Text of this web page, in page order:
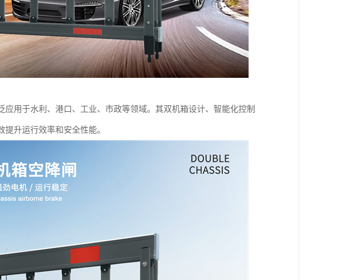
用于水利、港口、工业、市政等领域。其双机箱设计、智能化控制
升运行效率和安全性能。